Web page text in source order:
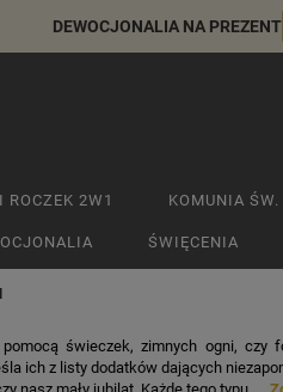
DEWOCJONALIA NA PREZENT
ROCZEK 2W1 KOMUNIA ŚW.
ŚWIĘCENIA
świeczek, zimnych ogni, czy
ich z listy dodatków dających